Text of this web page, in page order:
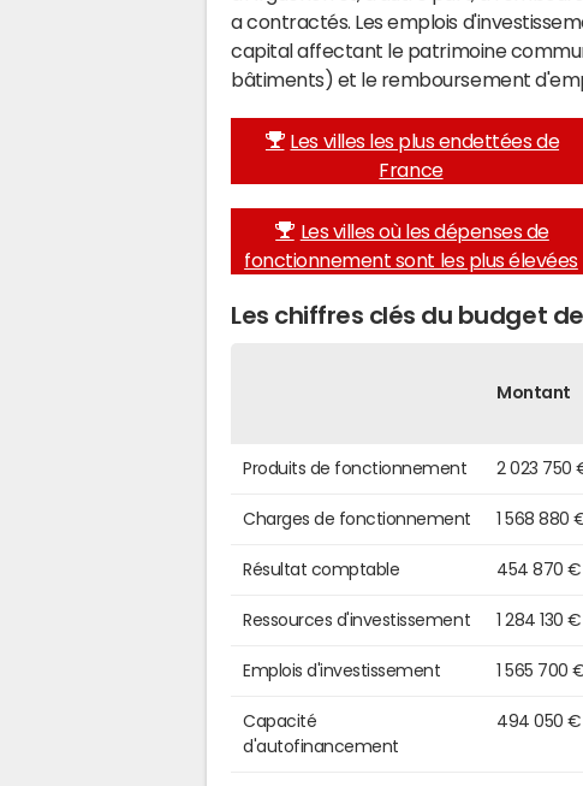
a contractés. Les emplois
capital affectant le patrimoine
bâtiments) et le remboursement
Les villes les plus endettées de
France
Les villes où les dépenses de
fonctionnement sont les plus élevées
Les chiffres clés du budget
Montant
Produits de fonctionnement 2 023 750
Charges de fonctionnement 1 568 880
Résultat comptable 454 870 €
Ressources d'investissement 1 284 130 €
Emplois d'investissement 1 565 700
Capacité
d'autofinancement
494 050 €